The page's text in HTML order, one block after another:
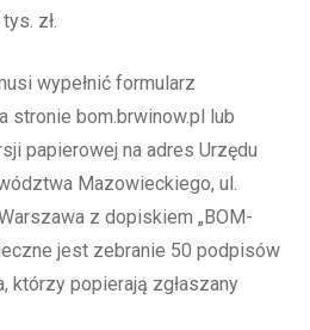
zł.
wypełnić formularz
stronie bom.brwinow.pl lub
papierowej na adres Urzędu
Mazowieckiego, ul.
z dopiskiem „BOM-
jest zebranie 50 podpisów
którzy popierają zgłaszany